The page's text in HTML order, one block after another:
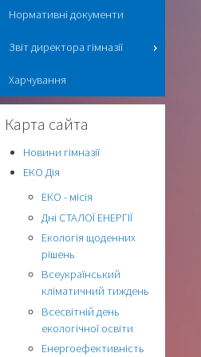
Нормативні документи
Звіт директора гімназії
Харчування
Карта сайта
Новини гімназії
ЕКО Дія
ЕКО - місія
Дні СТАЛОЇ ЕНЕРГІЇ
Екологія щоденних
рішень
Всеукраїнський
кліматичний тиждень
Всесвітній день
екологічної освіти
Енергоефективність